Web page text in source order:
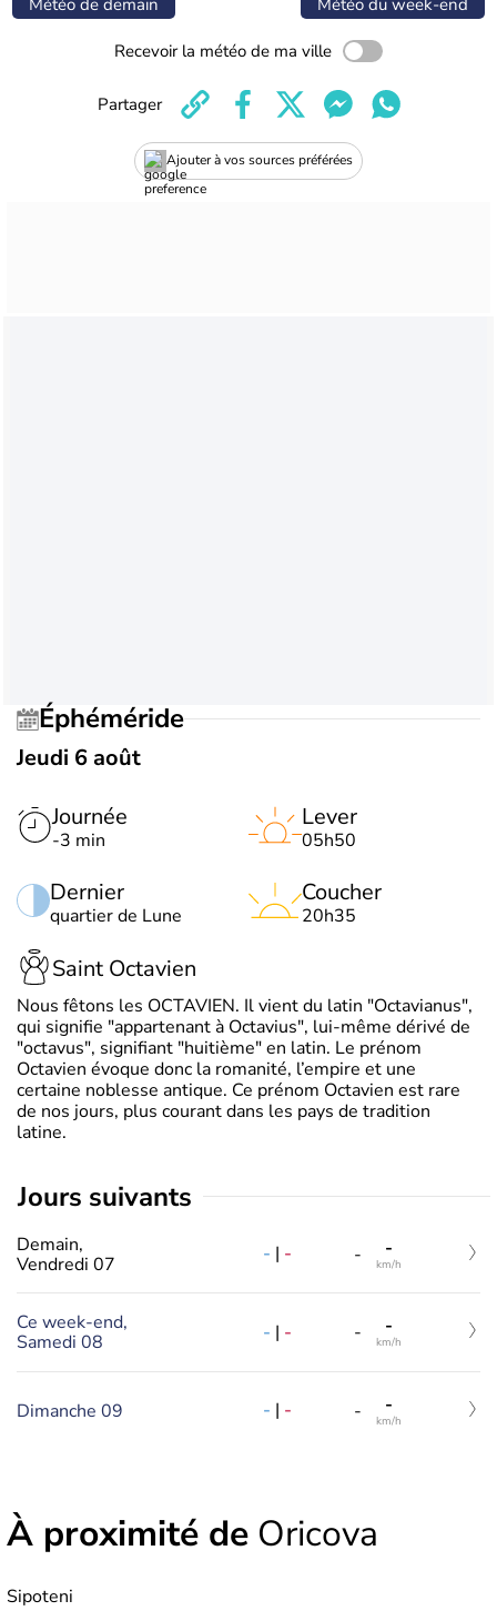
Recevoir la météo de ma ville
Ajouter à vos sources préférées
Partager
Éphéméride
Jeudi 6 août
Journée
-3 min
Dernier
quartier de Lune
Lever
05h50
Coucher
20h35
Saint Octavien
Nous fêtons les OCTAVIEN. Il vient du latin "Octavianus",
qui signifie "appartenant à Octavius", lui-même dérivé de
"octavus", signifiant "huitième" en latin. Le prénom
Octavien évoque donc la romanité, l’empire et une
certaine noblesse antique. Ce prénom Octavien est rare
de nos jours, plus courant dans les pays de tradition
latine.
jours suivants
Demain,
Vendredi 07
- | - - -
km/h
Ce week-end,
Samedi 08
- | - - -
km/h
Dimanche 09 - | - - -
km/h
À proximité de Oricova
Sipoteni